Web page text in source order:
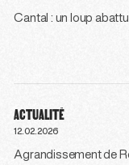
Cantal : un loup
ACTUALITÉ
12.02.2026
Agrandissement de